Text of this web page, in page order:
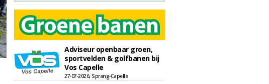
Adviseur openbaar groen,
sportvelden & golfbanen bij
Vos Capelle
27-07-2026, Sprang-Capelle